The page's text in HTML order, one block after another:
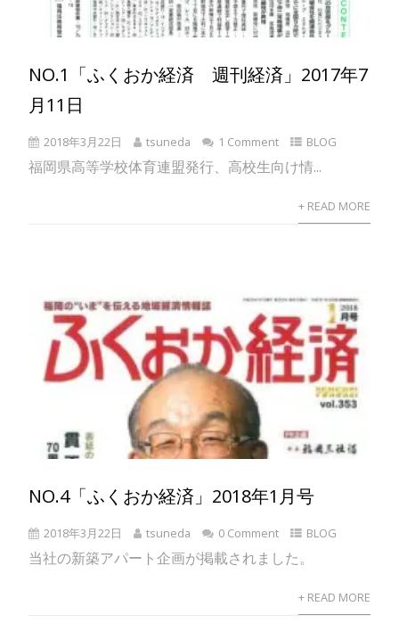
NO.1「ふくおか経済 週刊経済」2017年7
月11日
2018年3月22日 tsuneda 1 Comment BLOG
福岡県高等学校体育連盟発行、高校生向け情...
+ READ MORE
NO.4「ふくおか経済」2018年1月号
2018年3月22日 tsuneda 0 Comment BLOG
当社の新築アパート企画が掲載されました。
+ READ MORE